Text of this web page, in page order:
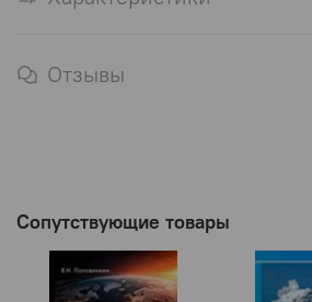
Отзывы
Сопутствующие товары